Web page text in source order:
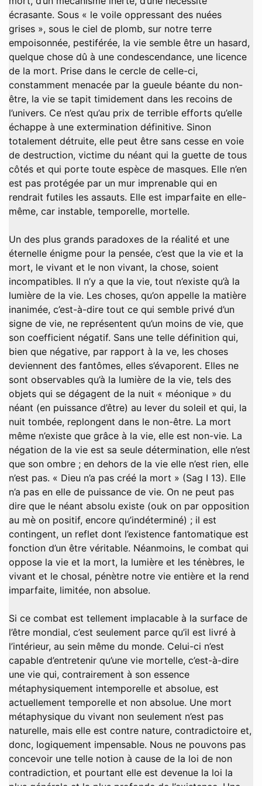
écrasante. Sous « le voile oppressant des nuées
grises », sous le ciel de plomb, sur notre terre
empoisonnée, pestiférée, la vie semble être un hasard,
quelque chose dû à une condescendance, une licence
de la mort. Prise dans le cercle de celle-ci,
constamment menacée par la gueule béante du non-
être, la vie se tapit timidement dans les recoins de
l’univers. Ce n’est qu’au prix de terrible efforts qu’elle
échappe à une extermination définitive. Sinon
totalement détruite, elle peut être sans cesse en voie
de destruction, victime du néant qui la guette de tous
côtés et qui porte toute espèce de masques. Elle n’en
est pas protégée par un mur imprenable qui en
rendrait futiles les assauts. Elle est imparfaite en elle-
même, car instable, temporelle, mortelle.
Un des plus grands paradoxes de la réalité et une
éternelle énigme pour la pensée, c’est que la vie et la
mort, le vivant et le non vivant, la chose, soient
incompatibles. Il n’y a que la vie, tout n’existe qu’à la
lumière de la vie. Les choses, qu’on appelle la matière
inanimée, c’est-à-dire tout ce qui semble privé d’un
signe de vie, ne représentent qu’un moins de vie, que
son coefficient négatif. Sans une telle définition qui,
bien que négative, par rapport à la ve, les choses
deviennent des fantômes, elles s’évaporent. Elles ne
sont observables qu’à la lumière de la vie, tels des
objets qui se dégagent de la nuit « méonique » du
néant (en puissance d’être) au lever du soleil et qui, la
nuit tombée, replongent dans le non-être. La mort
même n’existe que grâce à la vie, elle est non-vie. La
négation de la vie est sa seule détermination, elle n’est
que son ombre ; en dehors de la vie elle n’est rien, elle
n’est pas. « Dieu n’a pas créé la mort » (Sag I 13). Elle
n’a pas en elle de puissance de vie. On ne peut pas
dire que le néant absolu existe (ouk on par opposition
au mè on positif, encore qu’indéterminé) ; il est
contingent, un reflet dont l’existence fantomatique est
fonction d’un être véritable. Néanmoins, le combat qui
oppose la vie et la mort, la lumière et les ténèbres, le
vivant et le chosal, pénètre notre vie entière et la rend
imparfaite, limitée, non absolue.
Si ce combat est tellement implacable à la surface de
l’être mondial, c’est seulement parce qu’il est livré à
l’intérieur, au sein même du monde. Celui-ci n’est
capable d’entretenir qu’une vie mortelle, c’est-à-dire
une vie qui, contrairement à son essence
métaphysiquement intemporelle et absolue, est
actuellement temporelle et non absolue. Une mort
métaphysique du vivant non seulement n’est pas
naturelle, mais elle est contre nature, contradictoire et,
donc, logiquement impensable. Nous ne pouvons pas
concevoir une telle notion à cause de la loi de non
contradiction, et pourtant elle est devenue la loi la